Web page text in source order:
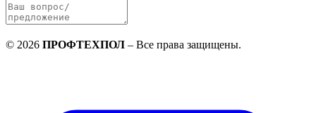
© 2026 ПРОФТЕХПОЛ – Все права защищены.